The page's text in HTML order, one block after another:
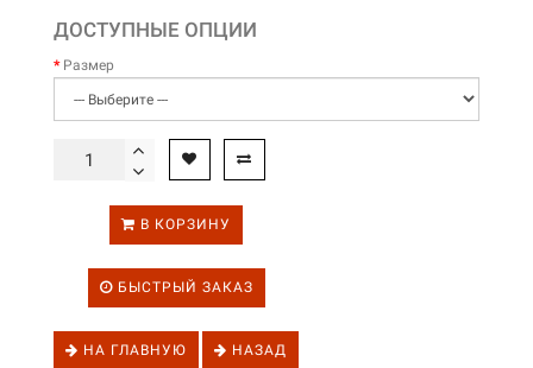
ДОСТУПНЫЕ ОПЦИИ
Размер
В КОРЗИНУ
БЫСТРЫЙ ЗАКАЗ
НА ГЛАВНУЮ НАЗАД